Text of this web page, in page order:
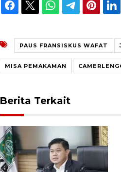
PAUS FRANSISKUS WAFAT
MISA PEMAKAMAN
Berita Terkait